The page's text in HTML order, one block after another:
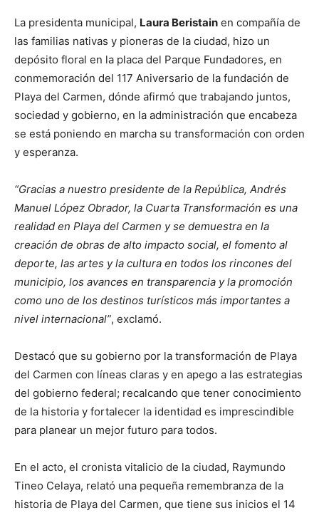
La presidenta municipal, Laura Beristain en compañía de
las familias nativas y pioneras de la ciudad, hizo un
depósito floral en la placa del Parque Fundadores, en
conmemoración del 117 Aniversario de la fundación de
Playa del Carmen, dónde afirmó que trabajando juntos,
sociedad y gobierno, en la administración que encabeza
se está poniendo en marcha su transformación con orden
y esperanza.
“Gracias a nuestro presidente de la República, Andrés
Manuel López Obrador, la Cuarta Transformación es una
realidad en Playa del Carmen y se demuestra en la
creación de obras de alto impacto social, el fomento al
deporte, las artes y la cultura en todos los rincones del
municipio, los avances en transparencia y la promoción
como uno de los destinos turísticos más importantes a
nivel internacional”, exclamó.
Destacó que su gobierno por la transformación de Playa
del Carmen con líneas claras y en apego a las estrategias
del gobierno federal; recalcando que tener conocimiento
de la historia y fortalecer la identidad es imprescindible
para planear un mejor futuro para todos.
En el acto, el cronista vitalicio de la ciudad, Raymundo
Tineo Celaya, relató una pequeña remembranza de la
historia de Playa del Carmen, que tiene sus inicios el 14